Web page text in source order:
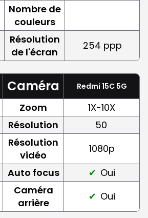
Nombre de
couleurs
Résolution
de l'écran
254 ppp
Caméra Redmi 15C 5G
Zoom
1X-10X
Résolution
50
Résolution
vidéo
1080p
Auto focus
Oui
Caméra
arrière
Oui